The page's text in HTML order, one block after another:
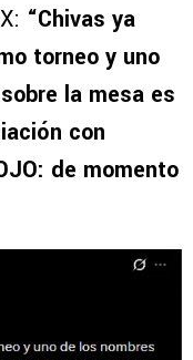
“Chivas ya
torneo y uno
la mesa es
con
de momento